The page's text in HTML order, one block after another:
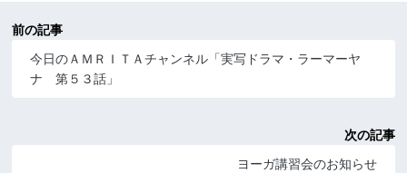
前の記事
今日のＡＭＲＩＴＡチャンネル「実写ドラマ・ラーマーヤ
ナ 第５３話」
次の記事
ヨーガ講習会のお知らせ